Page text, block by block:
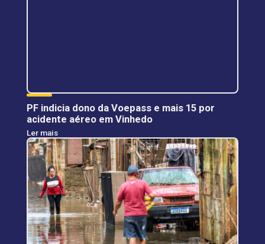
PF indicia dono da Voepass e mais 15 por
acidente aéreo em Vinhedo
Ler mais